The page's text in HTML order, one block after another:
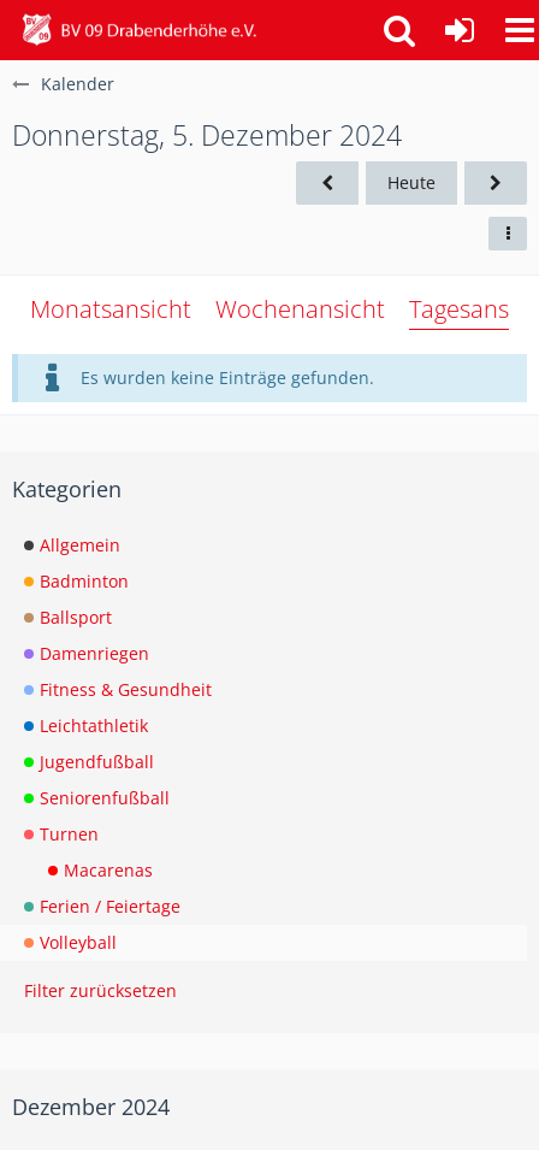
Kalender
Donnerstag, 5. Dezember 2024
Heute
Monatsansicht Wochenansicht
Es wurden keine Einträge gefunden.
Kategorien
Allgemein
Badminton
Ballsport
Damenriegen
Fitness & Gesundheit
Leichtathletik
Jugendfußball
Seniorenfußball
Turnen
Macarenas
Ferien / Feiertage
Volleyball
Filter zurücksetzen
Dezember 2024